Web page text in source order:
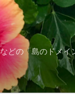
どの「島のドメイ